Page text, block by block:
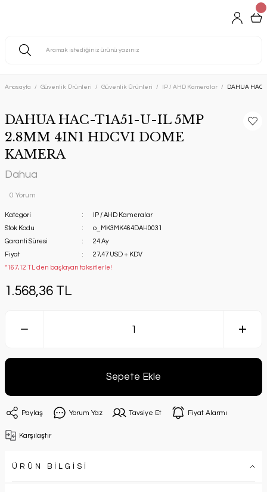
Anasayfa Güvenlik Ürünleri Güvenlik Ürünleri IP / AHD Kameralar DAHUA
DAHUA HAC-T1A51-U-IL 5MP
2.8MM 4IN1 HDCVI DOME
KAMERA
Dahua
0 Yorum
Kategori
IP / AHD Kameralar
Stok Kodu
o_MK3MK464DAH0031
Garanti Süresi
24 Ay
Fiyat
27,47 USD + KDV
*167,12 TL den başlayan taksitlerle!
1.568,36 TL
Sepete Ekle
Paylaş Yorum Yaz Tavsiye Et Fiyat Alarmı
Karşılaştır
ÜRÜN BİLGİSİ